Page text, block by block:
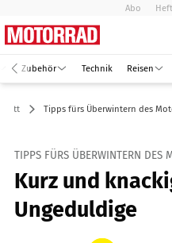
Abo
Zubehör Technik Reisen
Tipps fürs Überwintern des
TIPPS FÜRS ÜBERWINTERN DES
Kurz und
Ungeduldige